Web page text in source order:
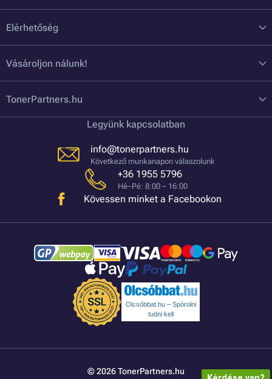
Elérhetőség
Vásároljon nálunk!
TonerPartners.hu
Legyünk kapcsolatban
info@tonerpartners.hu
Következő munkanapon válaszolunk
+36 1955 5796
Hé–Pé: 8:00 – 16:00
Kövessen minket a Facebookon
Olcsóbbat.hu – Spórolni
tudni kell
© 2026 TonerPartners.hu